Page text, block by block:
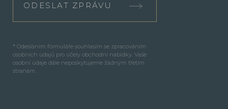
ODESLAT ZPRÁVU
* Odesláním formuláře souhlasím se zpracováním
osobních údajů pro účely obchodní nabídky. Vaše
osobní údaje dále neposkytujeme žádným třetím
stranám.